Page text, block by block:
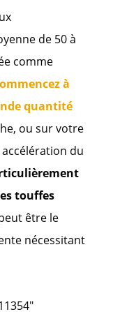
de 50 à
comme
à
quantité
ou sur votre
du
touffes
être le
nécessitant